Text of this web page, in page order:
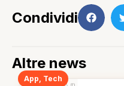
Condividi
Altre news
App, Tech